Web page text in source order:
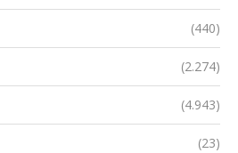
(440)
(2.274)
(4.943)
(23)